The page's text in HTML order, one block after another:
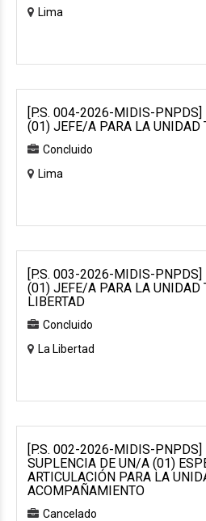
Lima
[P.S. 004-2026-MIDIS-PNPDS]
(01) JEFE/A PARA LA UNIDAD
Concluido
Lima
[P.S. 003-2026-MIDIS-PNPDS]
(01) JEFE/A PARA LA UNIDAD
LIBERTAD
Concluido
La Libertad
[P.S. 002-2026-MIDIS-PNPDS]
SUPLENCIA DE UN/A (01)
ARTICULACIÓN PARA LA
ACOMPAÑAMIENTO
Cancelado